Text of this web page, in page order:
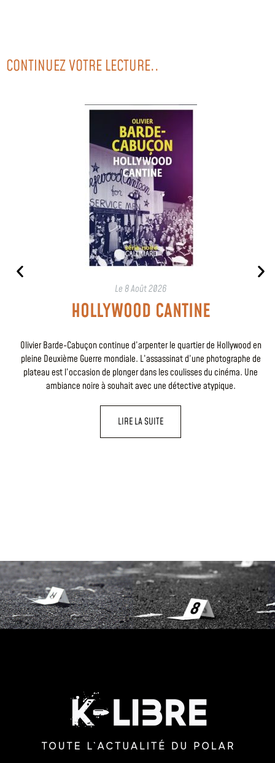
CONTINUEZ VOTRE LECTURE..
Le 8 Août 2026
HOLLYWOOD CANTINE
Olivier Barde-Cabuçon continue d’arpenter le quartier de Hollywood en
pleine Deuxième Guerre mondiale. L’assassinat d’une photographe de
plateau est l’occasion de plonger dans les coulisses du cinéma. Une
ambiance noire à souhait avec une détective atypique.
LIRE LA SUITE